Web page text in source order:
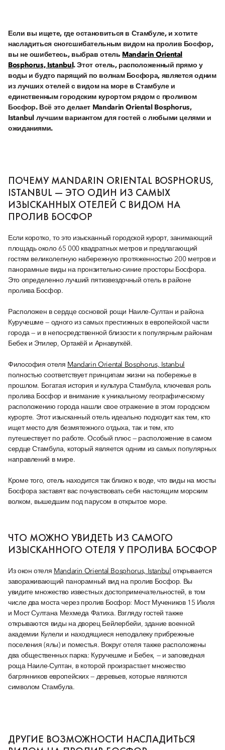
Если вы ищете, где остановиться в Стамбуле, и хотите
насладиться сногсшибательным видом на пролив Босфор,
вы не ошибетесь, выбрав отель Mandarin Oriental
Bosphorus, Istanbul. Этот отель, расположенный прямо у
воды и будто парящий по волнам Босфора, является одним
из лучших отелей с видом на море в Стамбуле и
единственным городским курортом рядом с проливом
Босфор. Всё это делает Mandarin Oriental Bosphorus,
Istanbul лучшим вариантом для гостей с любыми целями и
ожиданиями.
ПОЧЕМУ MANDARIN ORIENTAL BOSPHORUS,
ISTANBUL — ЭТО ОДИН ИЗ САМЫХ
ИЗЫСКАННЫХ ОТЕЛЕЙ С ВИДОМ НА
ПРОЛИВ БОСФОР
Если коротко, то это изысканный городской курорт, занимающий
площадь около 65 000 квадратных метров и предлагающий
гостям великолепную набережную протяженностью 200 метров и
панорамные виды на пронзительно-синие просторы Босфора.
Это определенно лучший пятизвездочный отель в районе
пролива Босфор.
Расположен в сердце сосновой рощи Наиле-Султан и района
Куручешме — одного из самых престижных в европейской части
города — и в непосредственной близости к популярным районам
Бебек и Этилер, Ортакёй и Арнавуткёй.
Философия отеля Mandarin Oriental Bosphorus, Istanbul
полностью соответствует принципам жизни на побережье в
прошлом. Богатая история и культура Стамбула, ключевая роль
пролива Босфор и внимание к уникальному географическому
расположению города нашли свое отражение в этом городском
курорте. Этот изысканный отель идеально подходит как тем, кто
ищет место для безмятежного отдыха, так и тем, кто
путешествует по работе. Особый плюс — расположение в самом
сердце Стамбула, который является одним из самых популярных
направлений в мире.
Кроме того, отель находится так близко к воде, что виды на мосты
Босфора заставят вас почувствовать себя настоящим морским
волком, вышедшим под парусом в открытое море.
ЧТО МОЖНО УВИДЕТЬ ИЗ САМОГО
ИЗЫСКАННОГО ОТЕЛЯ У ПРОЛИВА БОСФОР
Из окон отеля Mandarin Oriental Bosphorus, Istanbul открывается
завораживающий панорамный вид на пролив Босфор. Вы
увидите множество известных достопримечательностей, в том
числе два моста через пролив Босфор: Мост Мучеников 15 Июля
и Мост Султана Мехмеда Фатиха. Взгляду гостей также
открываются виды на дворец Бейлербейи, здание военной
академии Кулели и находящиеся неподалеку прибрежные
поселения (ялы) и поместья. Вокруг отеля также расположены
два общественных парка: Куручешме и Бебек, — и заповедная
роща Наиле-Султан, в которой произрастает множество
багрянников европейских — деревьев, которые являются
символом Стамбула.
ДРУГИЕ ВОЗМОЖНОСТИ НАСЛАДИТЬСЯ